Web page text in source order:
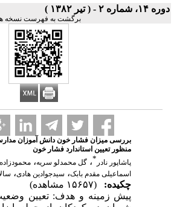
دوره ۱۴، شماره ۲ - ( تير ۱۳۸۲ )
برگشت به فهرست نسخه
بررسی میزان فشار خون دانش آموزان
منظور تعیین استاندارد فشار خون
پاشاپور نادر *، گل محمدلو سریه،
اسماعیلی مقدم بابک، سیدجوادین هادی،
چکیده:
(۱۵۶۵۷ مشاهده)
پیش زمینه و هدف: تعیین